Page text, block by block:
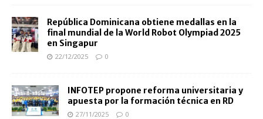
República Dominicana obtiene medallas en la
final mundial de la World Robot Olympiad 2025
en Singapur
22/12/2025 0
INFOTEP propone reforma universitaria y
apuesta por la formación técnica en RD
27/11/2025 0